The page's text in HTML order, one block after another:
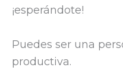
¡esperándote!
Puedes ser una
productiva.